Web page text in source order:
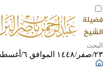
٢٣/صفر/١٤٤٨ الموافق ٦/أغسطس/٢٠٢٦